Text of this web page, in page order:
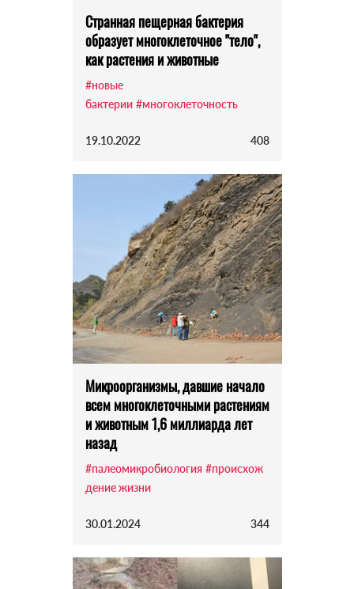
Странная пещерная бактерия
образует многоклеточное "тело",
как растения и животные
#новые
бактерии #многоклеточность
19.10.2022 408
Микроорганизмы, давшие начало
всем многоклеточными растениям
и животным 1,6 миллиарда лет
назад
#палеомикробиология #происхож
дение жизни
30.01.2024 344